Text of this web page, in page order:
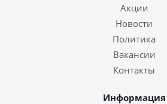
Акции
Новости
Политика
Вакансии
Контакты
Информация